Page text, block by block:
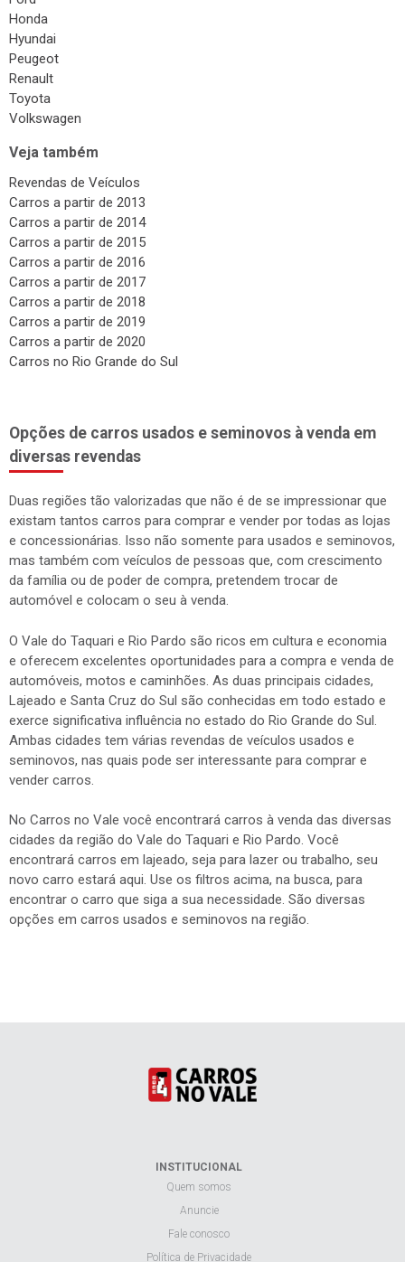
Ford
Honda
Hyundai
Peugeot
Renault
Toyota
Volkswagen
Veja também
Revendas de Veículos
Carros a partir de 2013
Carros a partir de 2014
Carros a partir de 2015
Carros a partir de 2016
Carros a partir de 2017
Carros a partir de 2018
Carros a partir de 2019
Carros a partir de 2020
Carros no Rio Grande do Sul
Opções de carros usados e seminovos à venda em
diversas revendas
Duas regiões tão valorizadas que não é de se impressionar que
existam tantos carros para comprar e vender por todas as lojas
e concessionárias. Isso não somente para usados e seminovos,
mas também com veículos de pessoas que, com crescimento
da família ou de poder de compra, pretendem trocar de
automóvel e colocam o seu à venda.
O Vale do Taquari e Rio Pardo são ricos em cultura e economia
e oferecem excelentes oportunidades para a compra e venda de
automóveis, motos e caminhões. As duas principais cidades,
Lajeado e Santa Cruz do Sul são conhecidas em todo estado e
exerce significativa influência no estado do Rio Grande do Sul.
Ambas cidades tem várias revendas de veículos usados e
seminovos, nas quais pode ser interessante para comprar e
vender carros.
No Carros no Vale você encontrará carros à venda das diversas
cidades da região do Vale do Taquari e Rio Pardo. Você
encontrará carros em lajeado, seja para lazer ou trabalho, seu
novo carro estará aqui. Use os filtros acima, na busca, para
encontrar o carro que siga a sua necessidade. São diversas
opções em carros usados e seminovos na região.